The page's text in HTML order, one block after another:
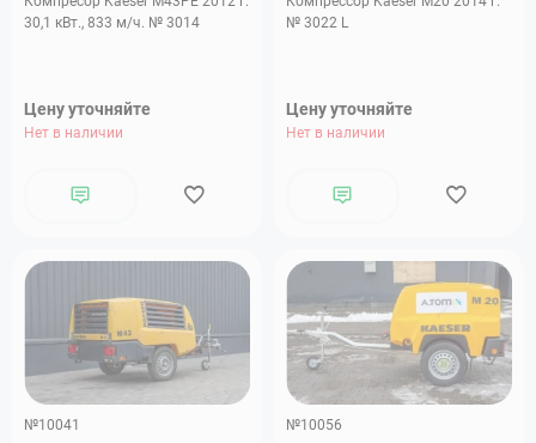
30,1 кВт., 833 м/ч. № 3014
Цену уточняйте
Нет в наличии
№ 3022 L
Цену уточняйте
Нет в наличии
№10041
№10056